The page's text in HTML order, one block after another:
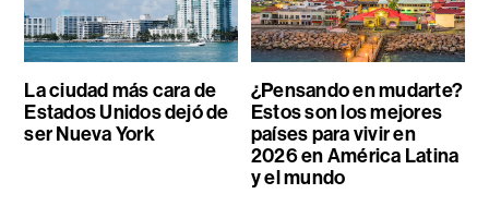
La ciudad más cara de
Estados Unidos dejó de
ser Nueva York
¿Pensando en mudarte?
Estos son los mejores
países para vivir en
2026 en América Latina
y el mundo